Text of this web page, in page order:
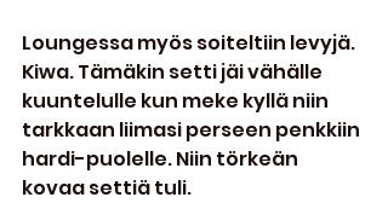
Loungessa myös soiteltiin levyjä.
Kiwa. Tämäkin setti jäi vähälle
kuuntelulle kun meke kyllä niin
tarkkaan liimasi perseen penkkiin
hardi-puolelle. Niin törkeän
kovaa settiä tuli.